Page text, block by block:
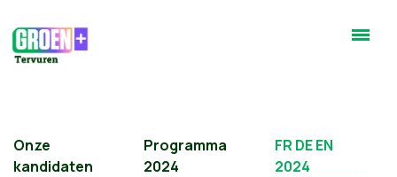
Onze
kandidaten
Programma
2024
FR DE EN
2024